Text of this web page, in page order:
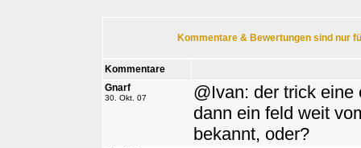
Kommentare & Bewertungen sind nur
Kommentare
Gnarf
30. Okt. 07
@Ivan: der trick
dann ein feld weit
bekannt, oder?